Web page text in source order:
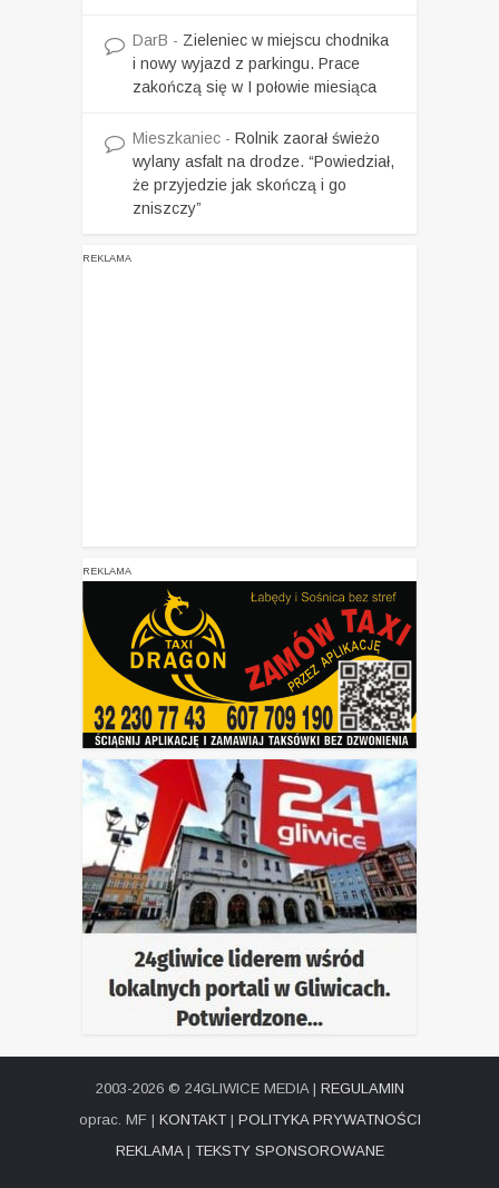
DarB - Zieleniec w miejscu chodnika
i nowy wyjazd z parkingu. Prace
zakończą się w I połowie miesiąca
Mieszkaniec - Rolnik zaorał świeżo
wylany asfalt na drodze. “Powiedział,
że przyjedzie jak skończą i go
zniszczy”
REKLAMA
REKLAMA
2003-2026 © 24GLIWICE MEDIA | REGULAMIN
oprac. MF | KONTAKT| POLITYKA PRYWATNOŚCI
REKLAMA| TEKSTY SPONSOROWANE